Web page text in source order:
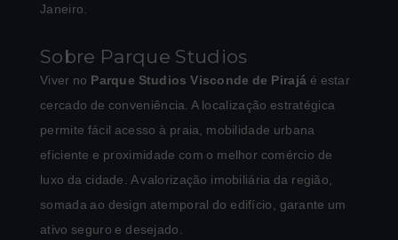
Janeiro.
Sobre Parque Studios
Viver no Parque Studios Visconde de Pirajá é estar
cercado de conveniência. A localização estratégica
permite fácil acesso à praia, mobilidade urbana
eficiente e proximidade com o melhor comércio de
luxo da cidade. A valorização imobiliária da região,
somada ao design atemporal do edifício, garante um
ativo seguro e desejado.